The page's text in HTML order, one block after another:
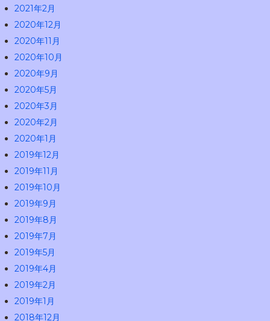
2021年2月
2020年12月
2020年11月
2020年10月
2020年9月
2020年5月
2020年3月
2020年2月
2020年1月
2019年12月
2019年11月
2019年10月
2019年9月
2019年8月
2019年7月
2019年5月
2019年4月
2019年2月
2019年1月
2018年12月